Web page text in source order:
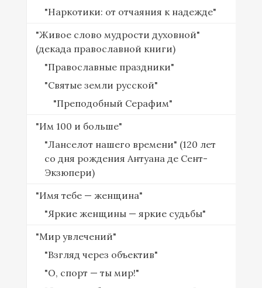
"Наркотики: от отчаяния к надежде"
"Живое слово мудрости духовной"
(декада православной книги)
"Православные праздники"
"Святые земли русской"
"Преподобный Серафим"
"Им 100 и больше"
"Ланселот нашего времени" (120 лет
со дня рождения Антуана де Сент-
Экзюпери)
"Имя тебе — женщина"
"Яркие женщины — яркие судьбы"
"Мир увлечений"
"Взгляд через объектив"
"О, спорт — ты мир!"